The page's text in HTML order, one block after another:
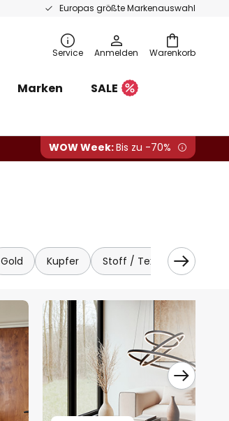
Europas größte Markenauswahl
Warenkorb
Service Anmelden
Marken
SALE
WOW Week:Bis zu -70%
Gold Kupfer Stoff / Textil Kristall